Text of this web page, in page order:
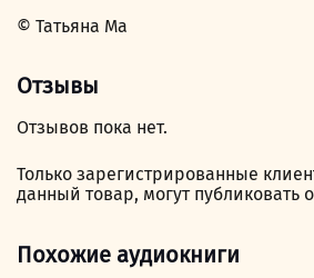
© Татьяна Ма
Отзывы
Отзывов пока нет.
Только зарегистрированные
данный товар, могут публиковать
Похожие аудиокниги